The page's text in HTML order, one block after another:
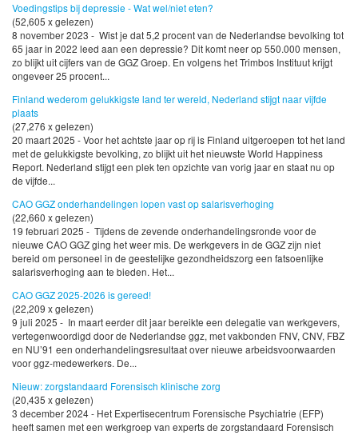
Voedingstips bij depressie - Wat wel/niet eten?
(52,605 x gelezen)
8 november 2023 - Wist je dat 5,2 procent van de Nederlandse bevolking tot
65 jaar in 2022 leed aan een depressie? Dit komt neer op 550.000 mensen,
zo blijkt uit cijfers van de GGZ Groep. En volgens het Trimbos Instituut krijgt
ongeveer 25 procent...
Finland wederom gelukkigste land ter wereld, Nederland stijgt naar vijfde
plaats
(27,276 x gelezen)
20 maart 2025 - Voor het achtste jaar op rij is Finland uitgeroepen tot het land
met de gelukkigste bevolking, zo blijkt uit het nieuwste World Happiness
Report. Nederland stijgt een plek ten opzichte van vorig jaar en staat nu op
de vijfde...
CAO GGZ onderhandelingen lopen vast op salarisverhoging
(22,660 x gelezen)
19 februari 2025 - Tijdens de zevende onderhandelingsronde voor de
nieuwe CAO GGZ ging het weer mis. De werkgevers in de GGZ zijn niet
bereid om personeel in de geestelijke gezondheidszorg een fatsoenlijke
salarisverhoging aan te bieden. Het...
CAO GGZ 2025-2026 is gereed!
(22,209 x gelezen)
9 juli 2025 - In maart eerder dit jaar bereikte een delegatie van werkgevers,
vertegenwoordigd door de Nederlandse ggz, met vakbonden FNV, CNV, FBZ
en NU’91 een onderhandelingsresultaat over nieuwe arbeidsvoorwaarden
voor ggz-medewerkers. De...
Nieuw: zorgstandaard Forensisch klinische zorg
(20,435 x gelezen)
3 december 2024 - Het Expertisecentrum Forensische Psychiatrie (EFP)
heeft samen met een werkgroep van experts de zorgstandaard Forensisch